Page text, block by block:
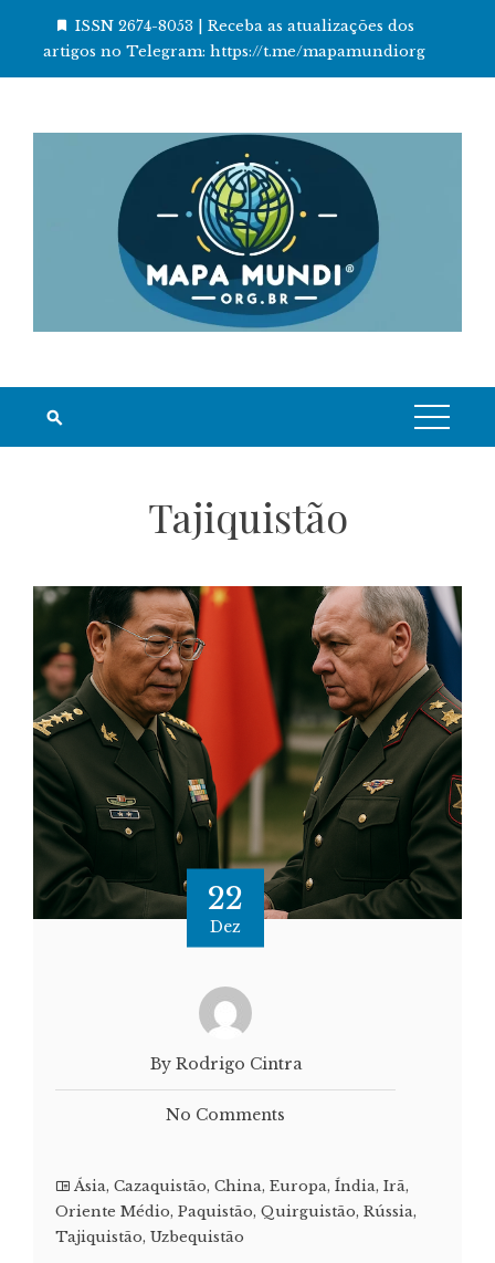
ISSN 2674-8053 | Receba as atualizações dos
artigos no Telegram: https://t.me/mapamundiorg
Tajiquistão
22
Dez
By Rodrigo Cintra
No Comments
Ásia, Cazaquistão, China, Europa, Índia, Irã,
Oriente Médio, Paquistão, Quirguistão, Rússia,
Tajiquistão, Uzbequistão